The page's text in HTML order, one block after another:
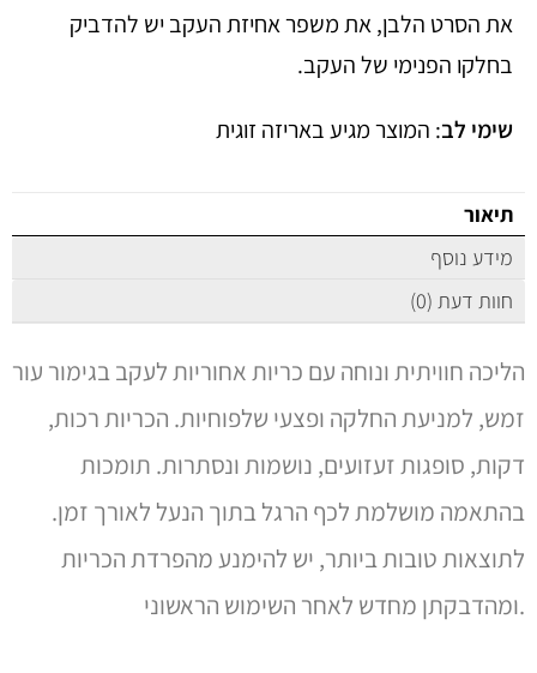
את הסרט הלבן, את משפר אחיזת העקב יש להדביק
בחלקו הפנימי של העקב.
שימי לב: המוצר מגיע באריזה זוגית
תיאור
מידע נוסף
חוות דעת (0)
הליכה חוויתית ונוחה עם כריות אחוריות לעקב בגימור עור
זמש, למניעת החלקה ופצעי שלפוחיות. הכריות רכות,
דקות, סופגות זעזועים, נושמות ונסתרות. תומכות
בהתאמה מושלמת לכף הרגל בתוך הנעל לאורך זמן.
לתוצאות טובות ביותר, יש להימנע מהפרדת הכריות
ומהדבקתן מחדש לאחר השימוש הראשוני.